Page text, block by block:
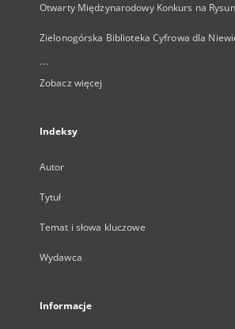
Otwarty Międzynarodowy Konkurs na
Zielonogórska Biblioteka Cyfrowa dla
...
Zobacz więcej
Indeksy
Autor
Tytuł
Temat i słowa kluczowe
Wydawca
Informacje